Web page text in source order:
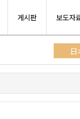
게시판 보도자